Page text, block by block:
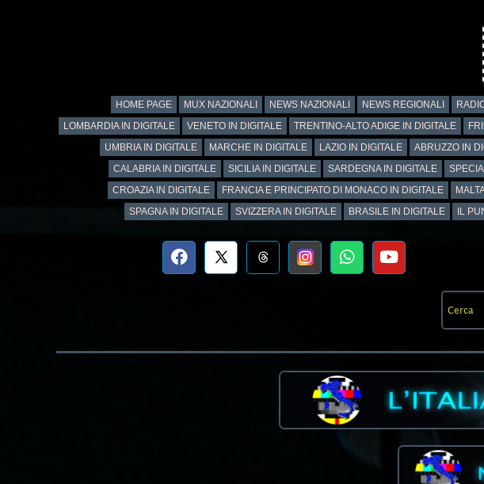
HOME PAGE MUX NAZIONALI NEWS NAZIONALI NEWS REGIONALI
LOMBARDIA IN DIGITALE
VENETO IN DIGITALE TRENTINO-ALTO ADIGE IN DIGITALE
UMBRIA IN DIGITALE
MARCHE IN DIGITALE LAZIO IN DIGITALE ABRUZZO IN
CALABRIA IN DIGITALE
SICILIA IN DIGITALE SARDEGNA IN DIGITALE
CROAZIA IN DIGITALE
FRANCIA E PRINCIPATO DI MONACO IN DIGITALE
SPAGNA IN DIGITALE
SVIZZERA IN DIGITALE BRASILE IN DIGITALE IL